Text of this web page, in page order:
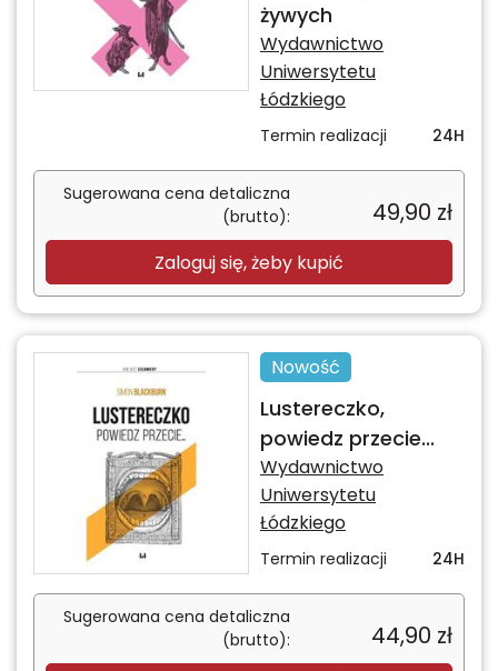
żywych
Wydawnictwo
Uniwersytetu
Łódzkiego
Termin realizacji 24H
Sugerowana cena detaliczna
(brutto):
49,90 zł
Zaloguj się, żeby kupić
Nowość
Lustereczko,
powiedz przecie...
Wydawnictwo
Uniwersytetu
Łódzkiego
Termin realizacji 24H
Sugerowana cena detaliczna
(brutto):
44,90 zł